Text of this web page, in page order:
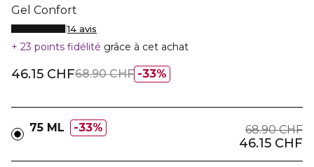
Gel Confort
14 avis
23 points fidélité grâce à cet achat
33%
46.15 CHF68.90 CHF
75 ML 33% 68.90 CHF
46.15 CHF